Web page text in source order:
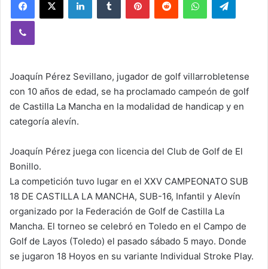
Joaquín Pérez Sevillano, jugador de golf villarrobletense
con 10 años de edad, se ha proclamado campeón de golf
de Castilla La Mancha en la modalidad de handicap y en
categoría alevín.
Joaquín Pérez juega con licencia del Club de Golf de El
Bonillo.
La competición tuvo lugar en el XXV CAMPEONATO SUB
18 DE CASTILLA LA MANCHA, SUB-16, Infantil y Alevín
organizado por la Federación de Golf de Castilla La
Mancha. El torneo se celebró en Toledo en el Campo de
Golf de Layos (Toledo) el pasado sábado 5 mayo. Donde
se jugaron 18 Hoyos en su variante Individual Stroke Play.